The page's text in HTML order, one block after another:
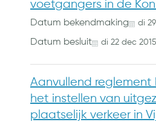
voetgangers in de
Datum bekendmaking di 29
Datum besluit di 22 dec 2015
Aanvullend
het instellen van
plaatselijk verkeer in